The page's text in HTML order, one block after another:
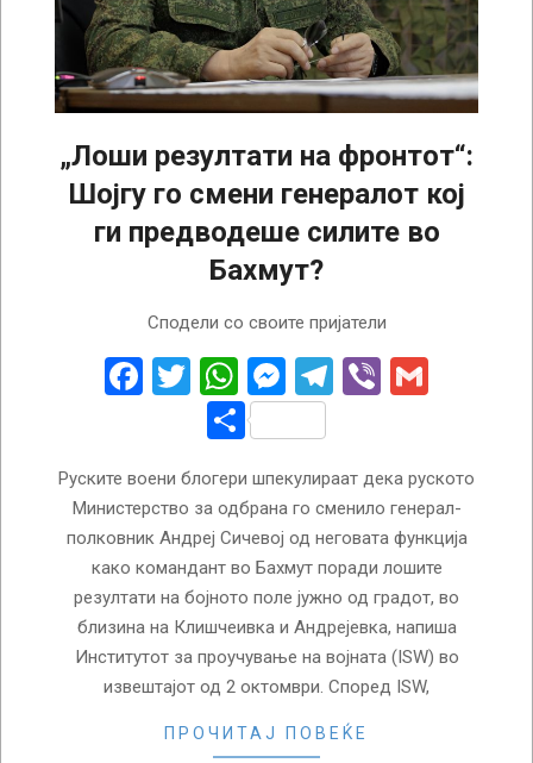
„Лоши резултати на фронтот“:
Шојгу го смени генералот кој
ги предводеше силите во
Бахмут?
Сподели со своите пријатели
Facebook
Twitter
WhatsApp
Messenger
Telegram
Viber
Share
Руските воени блогери шпекулираат дека руското
Министерство за одбрана го сменило генерал-
полковник Андреј Сичевој од неговата функција
како командант во Бахмут поради лошите
резултати на бојното поле јужно од градот, во
близина на Клишчеивка и Андрејевка, напиша
Институтот за проучување на војната (ISW) во
извештајот од 2 октомври. Според ISW,
ПРОЧИТАЈ ПОВЕЌЕ